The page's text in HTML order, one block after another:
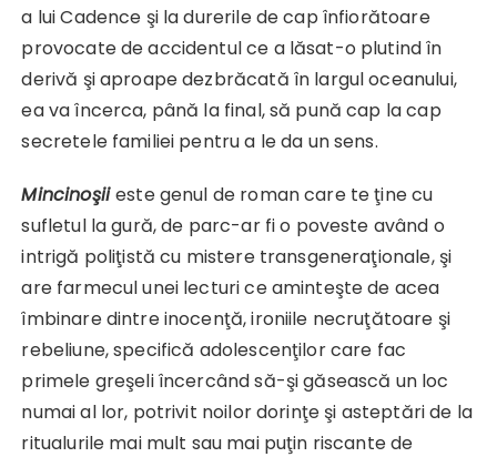
a lui Cadence şi la durerile de cap înfiorătoare
provocate de accidentul ce a lăsat-o plutind în
derivă şi aproape dezbrăcată în largul oceanului,
ea va încerca, până la final, să pună cap la cap
secretele familiei pentru a le da un sens.
Mincinoşiieste genul de roman care te ţine cu
sufletul la gură, de parc-ar fi o poveste având o
intrigă poliţistă cu mistere transgeneraţionale, şi
are farmecul unei lecturi ce aminteşte de acea
îmbinare dintre inocenţă, ironiile necruţătoare şi
rebeliune, specifică adolescenţilor care fac
primele greşeli încercând să-şi găsească un loc
numai al lor, potrivit noilor dorinţe şi asteptări de la
ritualurile mai mult sau mai puţin riscante de